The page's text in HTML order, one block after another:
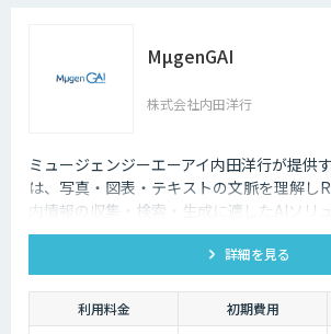
MµgenGAI
株式会社内田洋行
ミュージェンジーエーアイ内田洋行が提供
は、写真・図表・テキストの文脈を理解し
内情報の収集・検索・生成に適したAIソリ
種を問わず業務効率とナレッジ活用を支援
詳細を見る
利用料金 初期費用